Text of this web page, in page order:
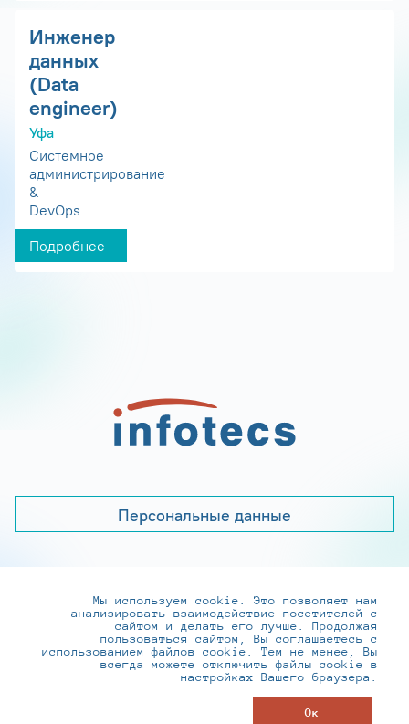
Инженер
данных
(Data
engineer)
Уфа
Системное
администрирование
&
DevOps
Подробнее
Персональные данные
+7 (495) 737-6192, 8-800-250-0-260
practice@infotecs.ru,hr@infotecs.ru
127273, г. Москва, Отрадная ул., 2Б строение 1
Мы используем cookie. Это позволяет нам
анализировать взаимодействие посетителей с
сайтом и делать его лучше. Продолжая
пользоваться сайтом, Вы соглашаетесь с
использованием файлов cookie. Тем не менее, Вы
всегда можете отключить файлы cookie в
настройках Вашего браузера.
Ок